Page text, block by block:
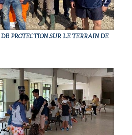
PROTECTION SUR LE TERRAIN DE